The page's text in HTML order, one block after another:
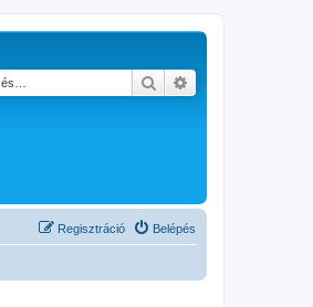
Keresés
Belépés
Regisztráció